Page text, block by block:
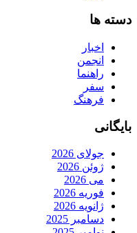
دسته ها
اخبار
انجمن
راهنما
سفر
فرهنگ
بایگانی
جولای 2026
ژوئن 2026
می 2026
فوریه 2026
ژانویه 2026
دسامبر 2025